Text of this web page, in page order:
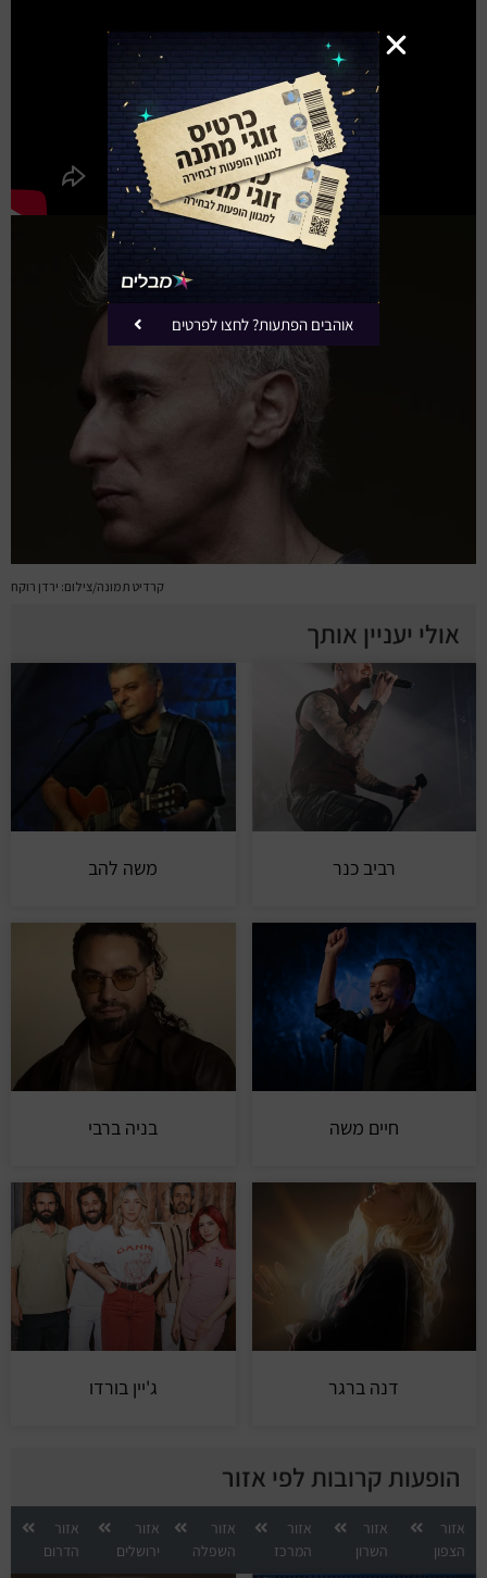
קרדיט תמונה/צילום: ירדן רוקח
אולי יעניין אותך
רביב כנר משה להב
חיים משה בניה ברבי
דנה ברגר ג'יין בורדו
הופעות קרובות לפי אזור
אזור
הצפון
אזור
השרון
אזור
המרכז
אזור
השפלה
אזור
ירושלים
אזור
הדרום
אוהבים הפתעות? לחצו לפרטים